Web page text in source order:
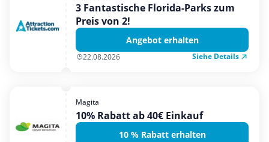
3 Fantastische Florida-Parks zum
Preis von 2!
Angebot erhalten
22.08.2026 Siehe Details
Magita
10% Rabatt ab 40€ Einkauf
10 % Rabatt erhalten